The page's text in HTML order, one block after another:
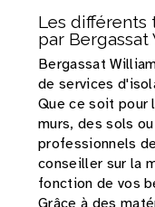
Les différents
par
Bergassat
de services
Que ce soit pour
murs, des sols
professionnels
conseiller sur la
fonction de vos